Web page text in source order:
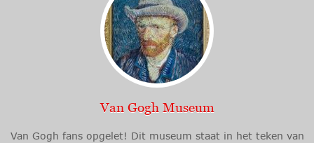
Van Gogh Museum
Van Gogh fans opgelet! Dit museum staat in het teken van